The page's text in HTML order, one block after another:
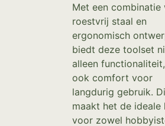
Met een combinatie
roestvrij staal en
ergonomisch
biedt deze toolset
alleen
ook comfort voor
langdurig gebruik.
maakt het de ideale
voor zowel